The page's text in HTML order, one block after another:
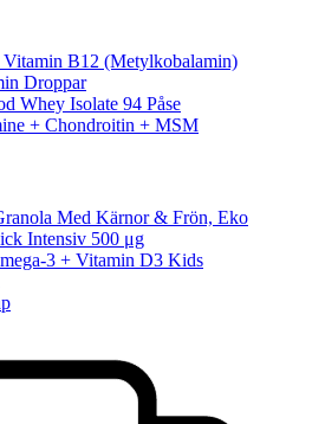
Vitamin B12 (Metylkobalamin)
Droppar
Whey Isolate 94 Påse
+ Chondroitin + MSM
Med Kärnor & Frön, Eko
Intensiv 500 μg
3 + Vitamin D3 Kids